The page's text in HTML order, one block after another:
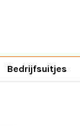
Bedrijfsuitjes